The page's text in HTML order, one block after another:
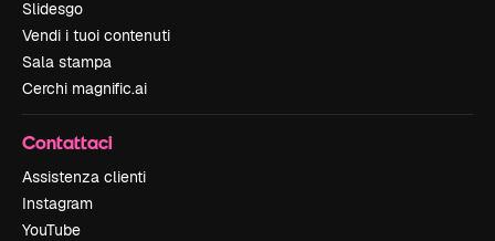
Slidesgo
Vendi i tuoi contenuti
Sala stampa
Cerchi magnific.ai
Contattaci
Assistenza clienti
Instagram
YouTube